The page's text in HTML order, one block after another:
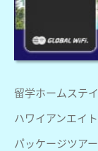
留学ホームステイ
ハワイアンエイト
パッケージツアー